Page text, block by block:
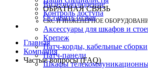
Видеонаблюдение
Контроль доступа
СКС И ИНЖЕНЕРНОЕ
Аксессуары для шкафов и
Крепеж
Патч-корды, кабельные сборки
Патч-панели
Шкафы
ОБРАТНАЯ СВЯЗЬ
Оставить отзыв
Главная
Компания
Частые вопросы (FAQ)